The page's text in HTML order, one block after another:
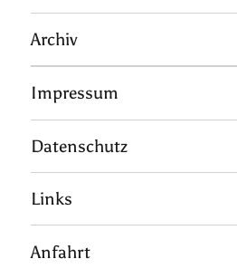
Archiv
Impressum
Datenschutz
Links
Anfahrt